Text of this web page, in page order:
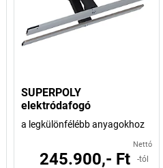
SUPERPOLY
elektródafogó
a legkülönfélébb anyagokhoz
Nettó
245.900,- Ft -tól